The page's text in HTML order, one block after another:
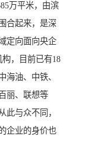
万平米，由滨
合起来，是深
定向面向央企
，目前已有18
海油、中铁、
丽、联想等
此与众不同，
企业的身价也